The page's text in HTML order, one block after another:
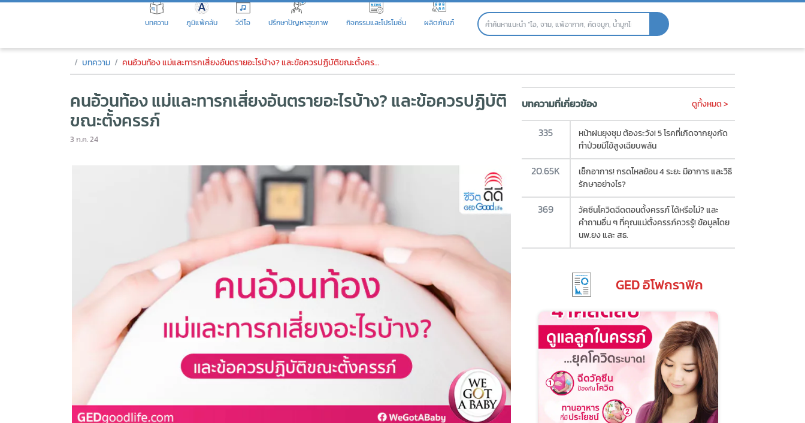
Skip
บทความ ภูมิแพ้คลับ วีดีโอ ปรึกษาปัญหาสุขภาพ กิจกรรมและโปรโมชั่น ผลิตภัณฑ์
คนอ้วนท้อง แม่และทารกเสี่ยงอันตรายอะไรบ้าง? และข้อควรปฏิบัติขณะตั้งครรภ์
บทความ คนอ้วนท้อง แม่และทารกเสี่ยงอันตรายอะไรบ้าง? และข้อควรปฏิบัติขณะตั้งครรภ์
คนอ้วนท้อง แม่และทารกเสี่ยงอันตรายอะไรบ้าง? และข้อควรปฏิบัติ
ขณะตั้งครรภ์
3 ก.ค. 24
บทความที่เกี่ยวข้อง ดูทั้งหมด >
335
หน้าฝนยุงชุม ต้องระวัง! 5 โรคที่เกิดจากยุงกัด
ทำป่วยมีไข้สูงเฉียบพลัน
20.65K
เช็กอาการ! กรดไหลย้อน 4 ระยะ มีอาการ และวิธี
รักษาอย่างไร?
369
วัคซีนโควิดฉีดตอนตั้งครรภ์ ได้หรือไม่? และ
คำถามอื่น ๆ ที่คุณแม่ตั้งครรภ์ควรรู้! ข้อมูลโดย
นพ.ยง และ สธ.
GED อิโฟกราฟิก